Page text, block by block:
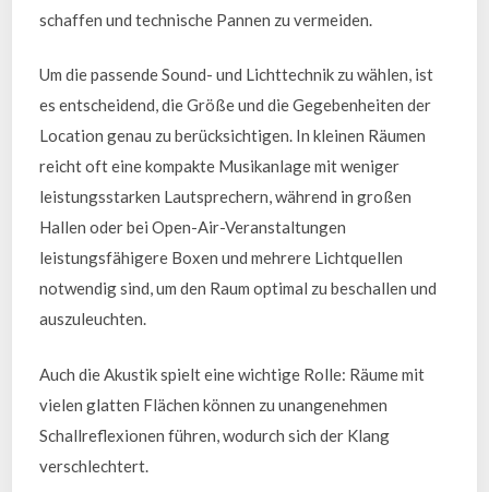
schaffen und technische Pannen zu vermeiden.
Um die passende Sound- und Lichttechnik zu wählen, ist
es entscheidend, die Größe und die Gegebenheiten der
Location genau zu berücksichtigen. In kleinen Räumen
reicht oft eine kompakte Musikanlage mit weniger
leistungsstarken Lautsprechern, während in großen
Hallen oder bei Open-Air-Veranstaltungen
leistungsfähigere Boxen und mehrere Lichtquellen
notwendig sind, um den Raum optimal zu beschallen und
auszuleuchten.
Auch die Akustik spielt eine wichtige Rolle: Räume mit
vielen glatten Flächen können zu unangenehmen
Schallreflexionen führen, wodurch sich der Klang
verschlechtert.